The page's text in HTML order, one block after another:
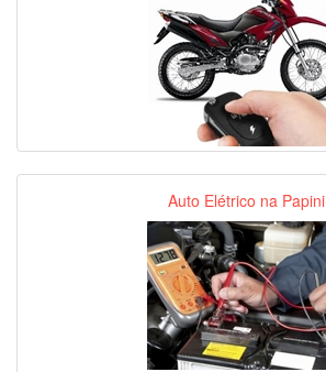
Auto Elétrico na Papini